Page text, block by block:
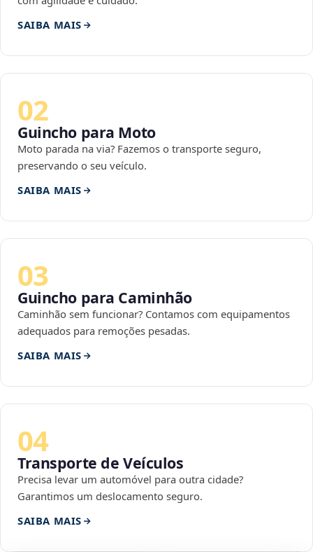
SAIBA MAIS
02
Guincho para Moto
Moto parada na via? Fazemos o transporte seguro,
preservando o seu veículo.
SAIBA MAIS
03
Guincho para Caminhão
Caminhão sem funcionar? Contamos com equipamentos
adequados para remoções pesadas.
SAIBA MAIS
04
Transporte de Veículos
Precisa levar um automóvel para outra cidade?
Garantimos um deslocamento seguro.
SAIBA MAIS